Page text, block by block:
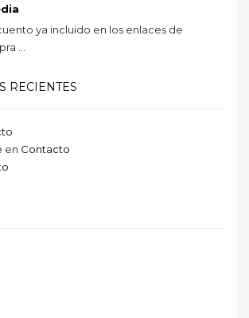
ya incluido en los enlaces de
...
RECIENTES
en Contacto